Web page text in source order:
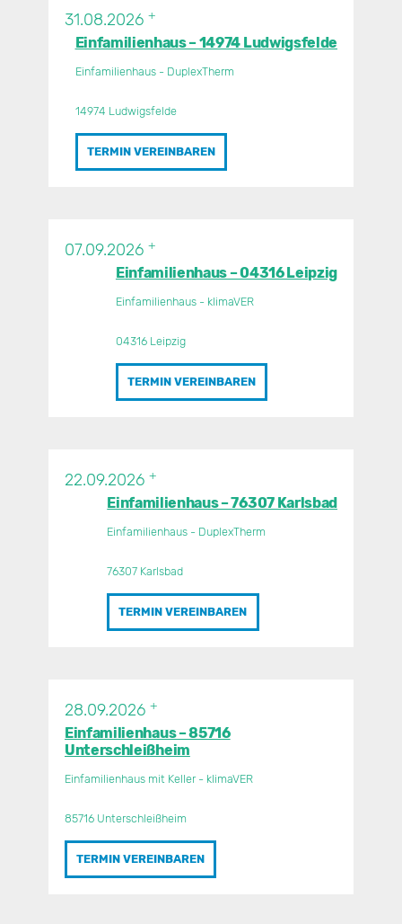
31.08.2026 +
Einfamilienhaus – 14974 Ludwigsfelde
Einfamilienhaus - DuplexTherm
14974 Ludwigsfelde
TERMIN VEREINBAREN
07.09.2026 +
Einfamilienhaus – 04316 Leipzig
Einfamilienhaus - klimaVER
04316 Leipzig
TERMIN VEREINBAREN
22.09.2026 +
Einfamilienhaus – 76307 Karlsbad
Einfamilienhaus - DuplexTherm
76307 Karlsbad
TERMIN VEREINBAREN
28.09.2026 +
Einfamilienhaus – 85716
Unterschleißheim
Einfamilienhaus mit Keller - klimaVER
85716 Unterschleißheim
TERMIN VEREINBAREN